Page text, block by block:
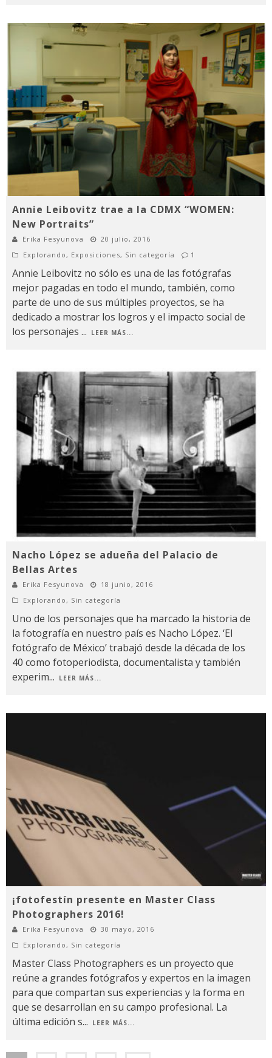
Annie Leibovitz trae a la CDMX “WOMEN:
New Portraits”
Erika Fesyunova
20 julio, 2016
Explorando, Exposiciones, Sin categoría 1
Annie Leibovitz no sólo es una de las fotógrafas
mejor pagadas en todo el mundo, también, como
parte de uno de sus múltiples proyectos, se ha
dedicado a mostrar los logros y el impacto social de
los personajes ... LEER MÁS...
Nacho López se adueña del Palacio de
Bellas Artes
Erika Fesyunova
18 junio, 2016
Explorando , Sin categoría
Uno de los personajes que ha marcado la historia de
la fotografía en nuestro país es Nacho López. ‘El
fotógrafo de México’ trabajó desde la década de los
40 como fotoperiodista, documentalista y también
experim... LEER MÁS...
¡fotofestín presente en Master Class
Photographers 2016!
Erika Fesyunova
30 mayo, 2016
Explorando , Sin categoría
Master Class Photographers es un proyecto que
reúne a grandes fotógrafos y expertos en la imagen
para que compartan sus experiencias y la forma en
que se desarrollan en su campo profesional. La
última edición s... LEER MÁS...